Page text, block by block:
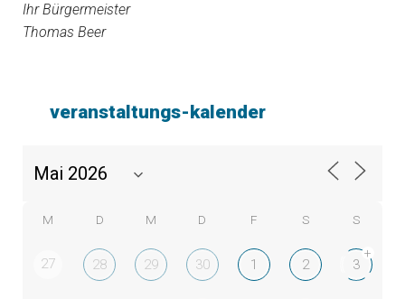
Ihr Bürgermeister
Thomas Beer
veranstaltungs-kalender
M D M D F S S
27 28 29 30 1 2 3
+